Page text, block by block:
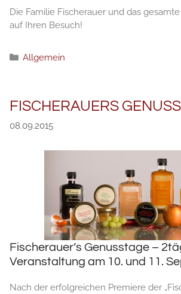
Die Familie Fischerauer und das
auf Ihren Besuch!
Категории
Allgemein
FISCHERAUERS
08.09.2015
Fischerauer’s Genusstage –
Veranstaltung am 10. und 11.
Nach der erfolgreichen Premiere der